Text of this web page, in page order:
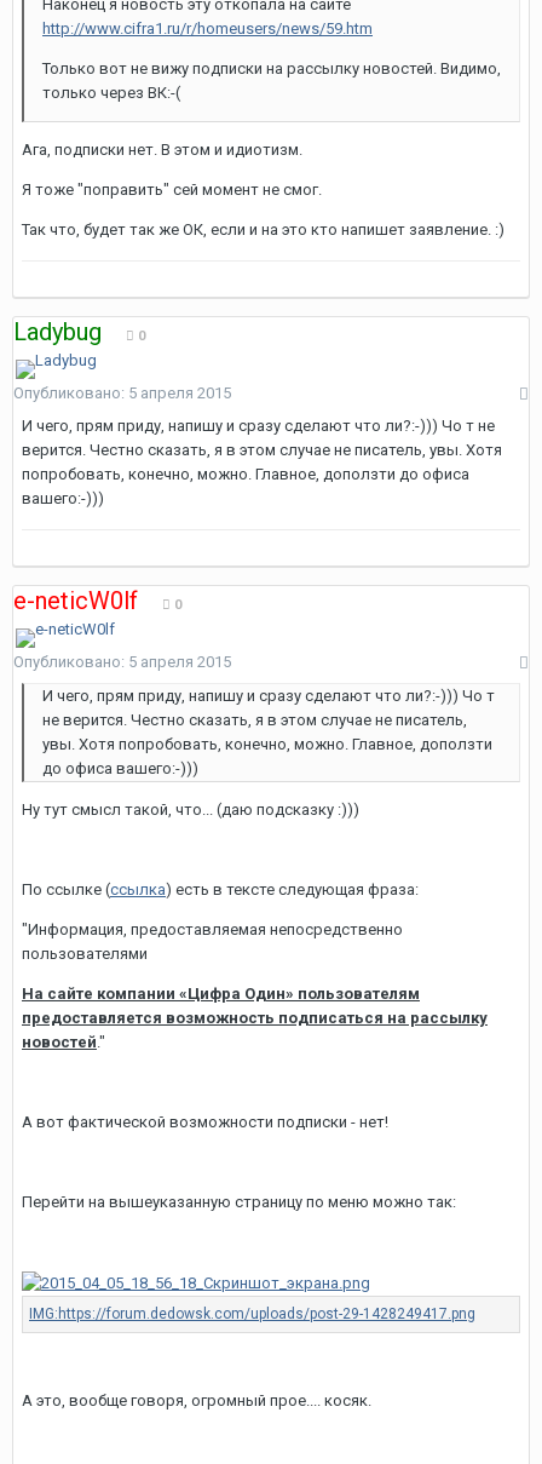
Наконец я новость эту откопала на сайте
http://www.cifra1.ru/r/homeusers/news/59.htm
Только вот не вижу подписки на рассылку новостей. Видимо,
только через ВК:-(
Ага, подписки нет. В этом и идиотизм.
Я тоже "поправить" сей момент не смог.
Так что, будет так же ОК, если и на это кто напишет заявление. :)
Ladybug 0
Опубликовано: 5 апреля 2015
И чего, прям приду, напишу и сразу сделают что ли?:-))) Чо т не
верится. Честно сказать, я в этом случае не писатель, увы. Хотя
попробовать, конечно, можно. Главное, доползти до офиса
вашего:-)))
e-neticW0lf 0
Опубликовано: 5 апреля 2015
И чего, прям приду, напишу и сразу сделают что ли?:-))) Чо т
не верится. Честно сказать, я в этом случае не писатель,
увы. Хотя попробовать, конечно, можно. Главное, доползти
до офиса вашего:-)))
Ну тут смысл такой, что... (даю подсказку :)))
По ссылке (ссылка) есть в тексте следующая фраза:
"Информация, предоставляемая непосредственно
пользователями
На сайте компании «Цифра Один» пользователям
предоставляется возможность подписаться на рассылку
новостей."
А вот фактической возможности подписки - нет!
Перейти на вышеуказанную страницу по меню можно так:
А это, вообще говоря, огромный прое.... косяк.